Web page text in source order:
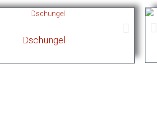
Hof
Dschungel